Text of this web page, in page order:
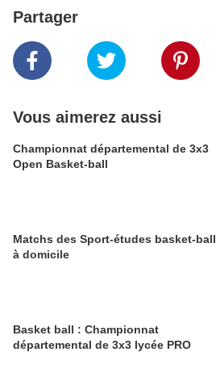
Partager
Vous aimerez aussi
Championnat départemental de 3x3
Open Basket-ball
Matchs des Sport-études basket-ball
à domicile
Basket ball : Championnat
départemental de 3x3 lycée PRO